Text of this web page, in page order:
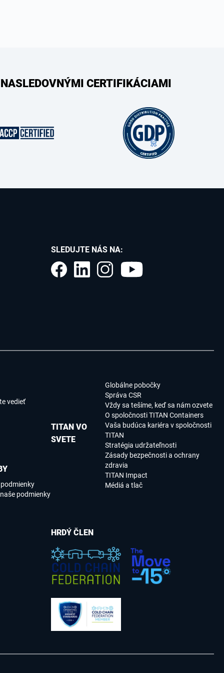
CERTIFIKÁCIAMI
SLEDUJTE NÁS NA:
TITAN VO
SVETE
Globálne pobočky
Správa CSR
Vždy sa tešíme, keď sa nám ozvete
O spoločnosti TITAN Containers
Vaša budúca kariéra v spoločnosti
TITAN
Stratégia udržateľnosti
Zásady bezpečnosti a ochrany
zdravia
TITAN Impact
Médiá a tlač
vedieť
podmienky
HRDÝ ČLEN